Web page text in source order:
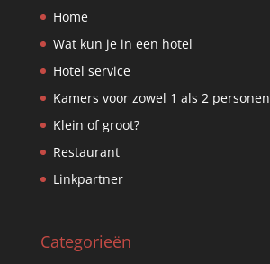
Home
Wat kun je in een hotel
Hotel service
Kamers voor zowel 1 als 2 personen
Klein of groot?
Restaurant
Linkpartner
Categorieën